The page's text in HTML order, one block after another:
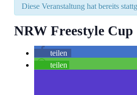
Diese Veranstaltung hat bereits
NRW Freestyle Cup
teilen
teilen